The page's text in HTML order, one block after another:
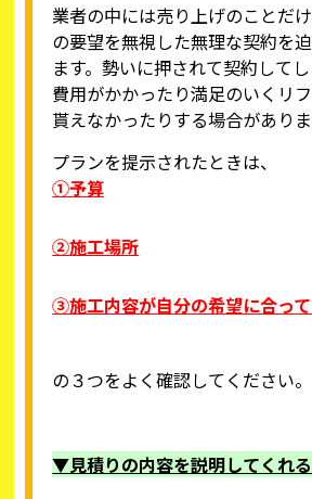
業者の中には売り上げのことだ
の要望を無視した無理な契約を
ます。勢いに押されて契約して
費用がかかったり満足のいくリ
貰えなかったりする場合がありま
プランを提示されたときは、
①予算
②施工場所
③施工内容が自分の希望に合っ
の３つをよく確認してください。
▼見積りの内容を説明してくれ